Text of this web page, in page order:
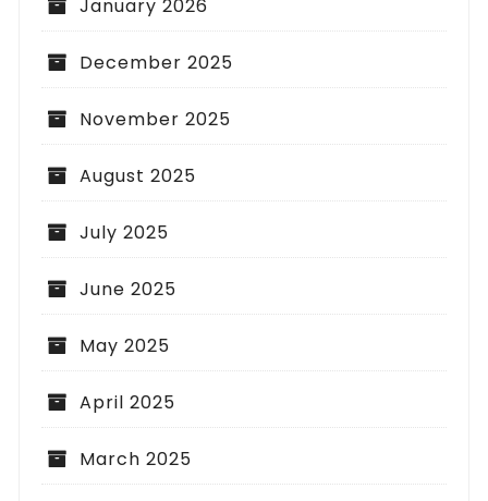
January 2026
December 2025
November 2025
August 2025
July 2025
June 2025
May 2025
April 2025
March 2025